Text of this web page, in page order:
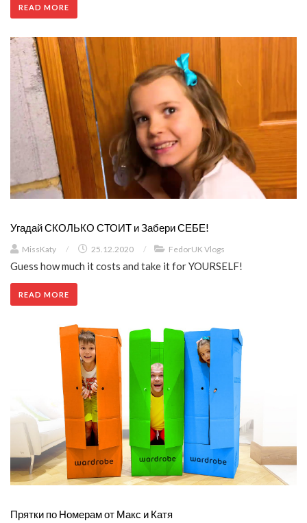
READ MORE
Угадай СКОЛЬКО СТОИТ и Забери СЕБЕ!
MissKaty / 25.12.2020 / FedorUK Vlogs
Guess how much it costs and take it for YOURSELF!
READ MORE
Прятки по Номерам от Макс и Катя